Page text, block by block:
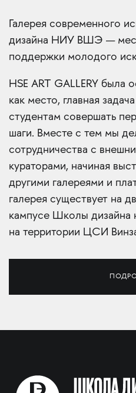
Галерея современного
дизайна НИУ ВШЭ —
поддержки молодого
HSE ART GALLERY была
как место, главная
студентам совершать
шаги. Вместе с тем мы
сотрудничества с
кураторами, начиная
другими галереями и
галерея существует на
кампусе Школы
на территории ЦСИ